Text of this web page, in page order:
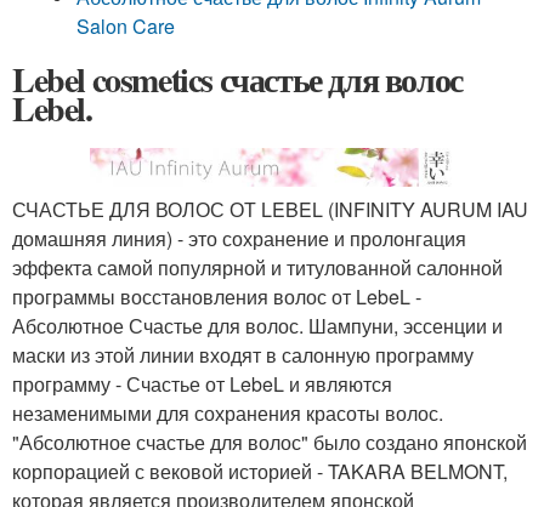
Salon Care
Lebel cosmetics счастье для волос
Lebel.
СЧАСТЬЕ ДЛЯ ВОЛОС ОТ LEBEL (INFINITY AURUM IAU
домашняя линия) - это сохранение и пролонгация
эффекта самой популярной и титулованной салонной
программы восстановления волос от LebeL -
Абсолютное Счастье для волос. Шампуни, эссенции и
маски из этой линии входят в салонную программу
программу - Счастье от LebeL и являются
незаменимыми для сохранения красоты волос.
"Абсолютное счастье для волос" было создано японской
корпорацией с вековой историей - TAKARA BELMONT,
которая является производителем японской